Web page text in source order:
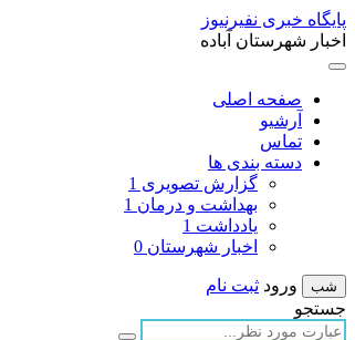
پایگاه خبری نفیرنیوز
اخبار شهرستان آباده
صفحه اصلی
آرشیو
تماس
دسته بندی ها
گزارش تصویری 1
بهداشت و درمان 1
یادداشت 1
اخبار شهرستان 0
شب ورود ثبت نام
جستجو